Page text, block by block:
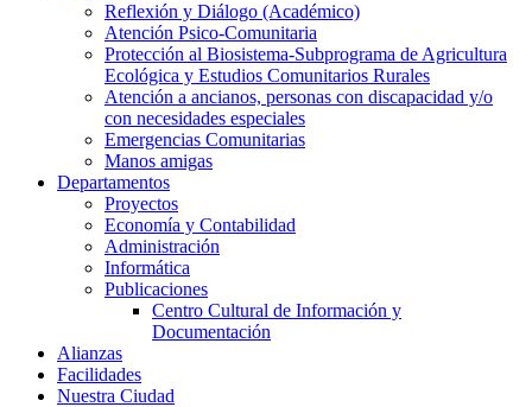
Reflexión y Diálogo (Académico)
Atención Psico-Comunitaria
Protección al Biosistema-Subprograma de Agricultura
Ecológica y Estudios Comunitarios Rurales
Atención a ancianos, personas con discapacidad y/o
con necesidades especiales
Emergencias Comunitarias
Manos amigas
Departamentos
Proyectos
Economía y Contabilidad
Administración
Informática
Publicaciones
Centro Cultural de Información y
Documentación
Alianzas
Facilidades
Nuestra Ciudad